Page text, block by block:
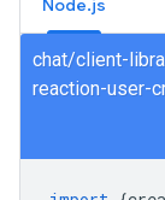
Node.js
chat/client-
reaction-user-